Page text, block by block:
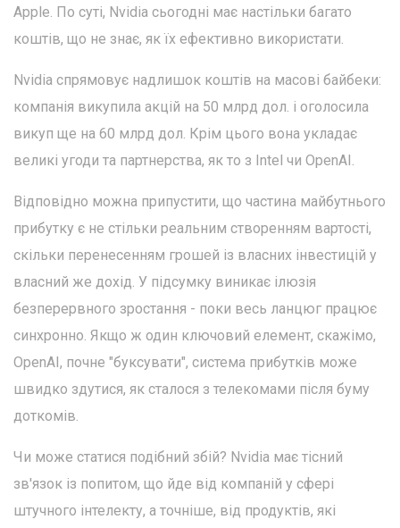
Apple. По суті, Nvidia сьогодні має настільки багато
коштів, що не знає, як їх ефективно використати.
Nvidia спрямовує надлишок коштів на масові байбеки:
компанія викупила акцій на 50 млрд дол. і оголосила
викуп ще на 60 млрд дол. Крім цього вона укладає
великі угоди та партнерства, як то з Intel чи OpenAI.
Відповідно можна припустити, що частина майбутнього
прибутку є не стільки реальним створенням вартості,
скільки перенесенням грошей із власних інвестицій у
власний же дохід. У підсумку виникає ілюзія
безперервного зростання - поки весь ланцюг працює
синхронно. Якщо ж один ключовий елемент, скажімо,
OpenAI, почне "буксувати", система прибутків може
швидко здутися, як сталося з телекомами після буму
доткомів.
Чи може статися подібний збій? Nvidia має тісний
зв'язок із попитом, що йде від компаній у сфері
штучного інтелекту, а точніше, від продуктів, які